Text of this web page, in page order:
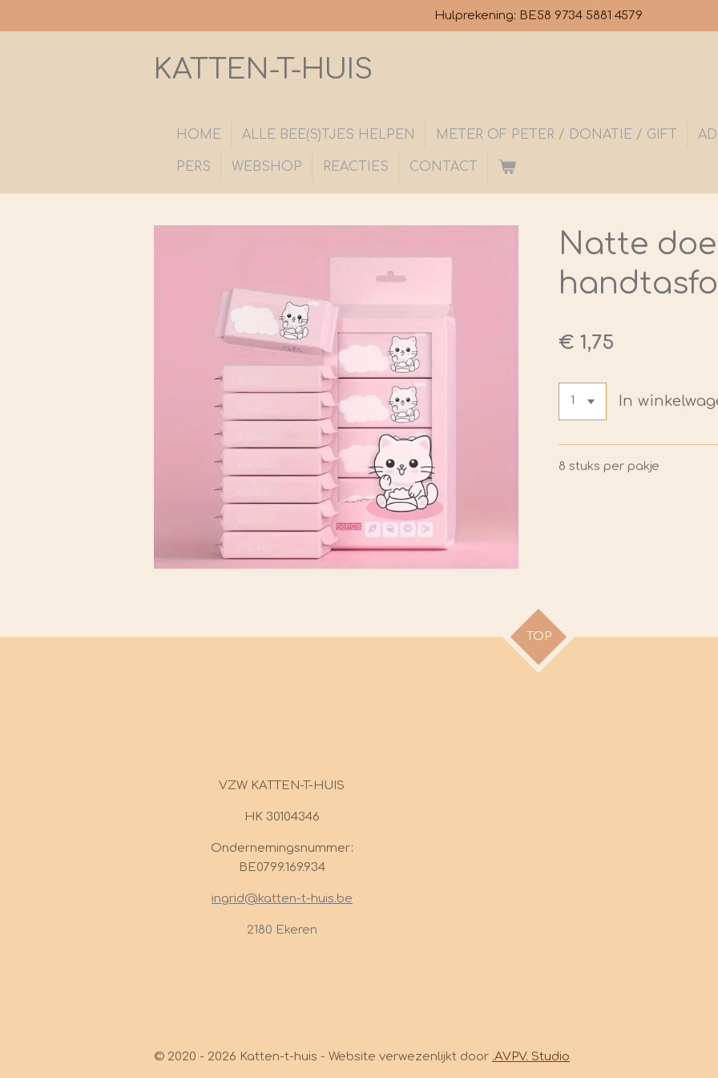
direct
Hulprekening: BE58 9734 5881 4579
KATTEN-T-HUIS
HOME ALLE BEE(S)TJES HELPEN METER OF PETER / DONATIE / GIFT
PERS WEBSHOP REACTIES CONTACT
Natte
€ 1,75
In
8 stuks per pakje
TOP
VZW KATTEN-T-HUIS
HK 30104346
Ondernemingsnummer:
BE0799.169.934
ingrid@katten-t-huis.be
2180 Ekeren
© 2020 - 2026 Katten-t-huis - Website verwezenlijkt door .AVPV. Studio